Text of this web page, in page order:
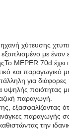
χύτευσης
με έναν
MEPER 70d
και παραγωγικό
για
υψηλής ποιότητας
παραγωγή.
εξασφαλίζοντας
παραγωγής
την